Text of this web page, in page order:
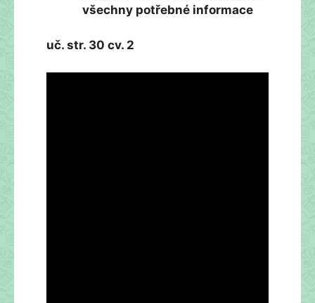
všechny potřebné informace
uč. str. 30 cv. 2